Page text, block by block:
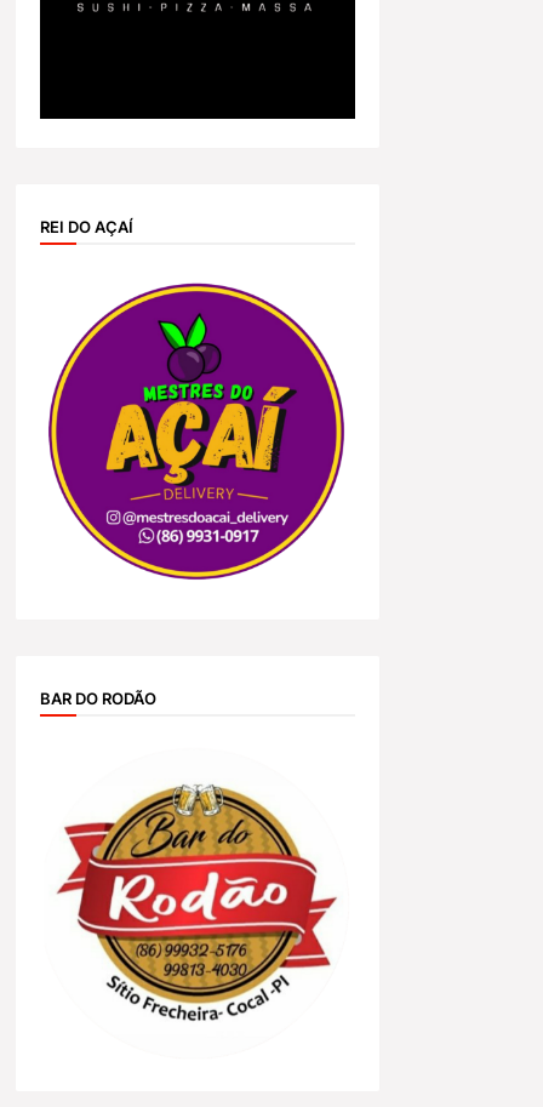
REI DO AÇAÍ
BAR DO RODÃO